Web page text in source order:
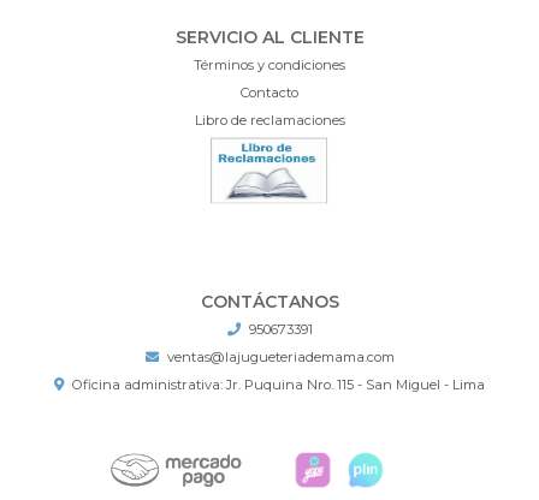
SERVICIO AL CLIENTE
Términos y condiciones
Contacto
Libro de reclamaciones
CONTÁCTANOS
950673391
ventas@lajugueteriademama.com
Oficina administrativa: Jr. Puquina Nro. 115 - San Miguel - Lima